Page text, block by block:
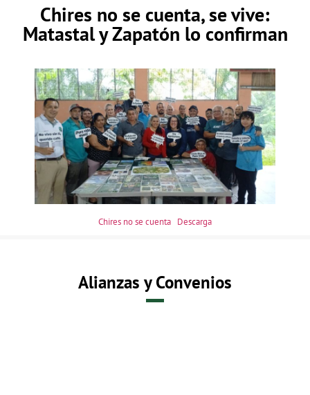
Chires no se cuenta, se vive:
Matastal y Zapatón lo confirman
Chires no se cuenta Descarga
Alianzas y Convenios